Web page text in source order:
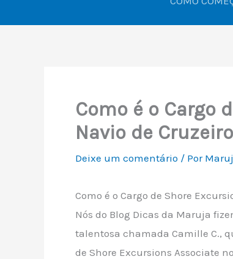
Como é o Cargo
Navio de
Deixe um comentário / Por
Como é o Cargo de Shore
Nós do Blog Dicas da Maruja
talentosa chamada Camille C.,
de Shore Excursions Associate